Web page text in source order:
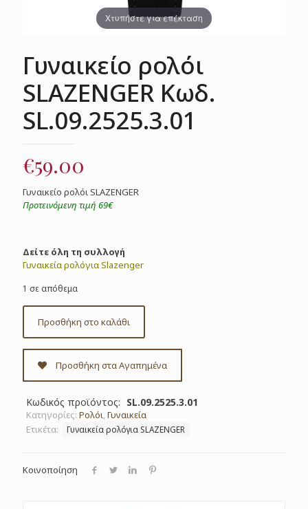
Χτυπήστε για επέκταση
Γυναικείο ρολόι
SLAZENGER Κωδ.
SL.09.2525.3.01
€59.00
Γυναικείο ρολόι SLAZENGER
Προτεινόμενη τιμή 69€
Δείτε όλη τη συλλογή
Γυναικεία ρολόγια Slazenger
1 σε απόθεμα
Προσθήκη στο καλάθι
Προσθήκη στα Αγαπημένα
Κωδικός προϊόντος: SL.09.2525.3.01
Κατηγορίες: Ρολόι,Γυναικεία
Ετικέτα:
Γυναικεία ρολόγια SLAZENGER
Κοινοποίηση